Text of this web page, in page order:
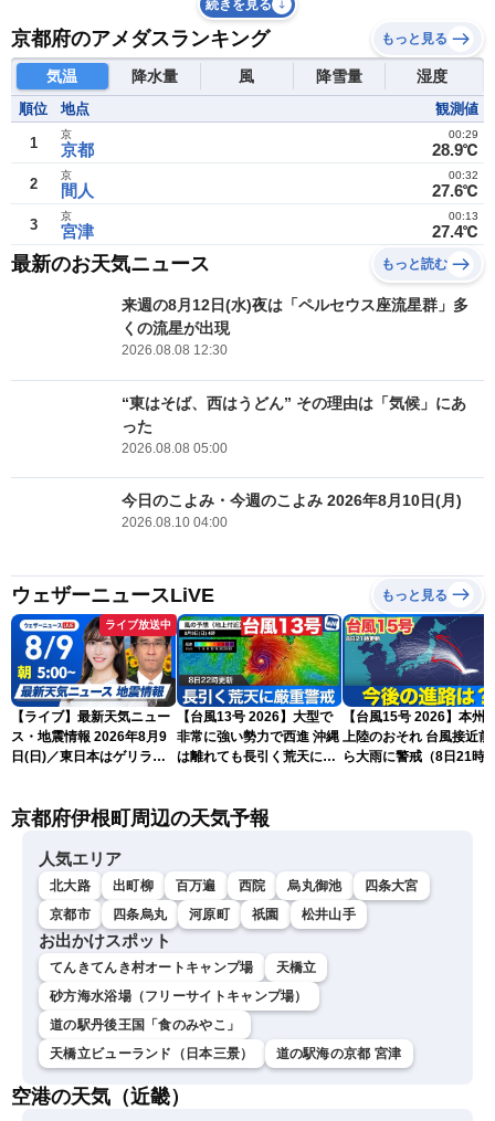
続きを見る
京都府のアメダスランキング もっと見る
気温 降水量 風 降雪量 湿度
順位 地点 観測値
1 京都
京
28.9℃
00:29
2 間人
京
27.6℃
00:32
3 宮津
京
27.4℃
00:13
最新のお天気ニュース もっと読む
来週の8月12日(水)夜は「ペルセウス座流星群」多
くの流星が出現
2026.08.08 12:30
“東はそば、西はうどん” その理由は「気候」にあ
った
2026.08.08 05:00
今日のこよみ・今週のこよみ 2026年8月10日(月)
2026.08.10 04:00
ウェザーニュースLiVE もっと見る
ライブ放送中
【ライブ】最新天気ニュー
ス・地震情報 2026年8月9
日(日)／東日本はゲリラ雷
ュースLiVEモーニング・魚
【台風13号 2026】大型で
非常に強い勢力で西進 沖縄
は離れても長引く荒天に厳
【台風15号 2026】本州
上陸のおそれ 台風接近前
ら大雨に警戒（8日21時
京都府伊根町周辺の天気予報
人気エリア
北大路 出町柳 百万遍 西院 烏丸御池
四条大宮
京都市
四条烏丸 河原町 祇園 松井山手
お出かけスポット
てんきてんき村オートキャンプ場
天橋立
砂方海水浴場（フリーサイトキャンプ場）
道の駅丹後王国「食のみやこ」
天橋立ビューランド（日本三景）
道の駅海の京都 宮津
空港の天気（近畿）